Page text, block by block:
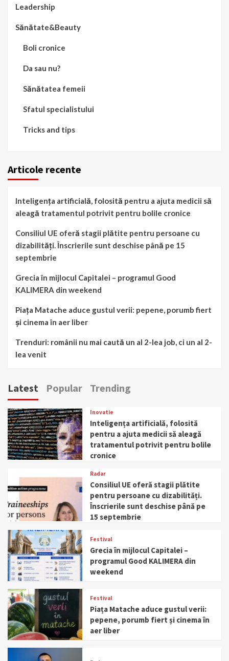
Leadership
Sănătate&Beauty
Boli cronice
Da sau nu?
Sănătatea femeii
Sfatul specialistului
Tricks and tips
Articole recente
Inteligența artificială, folosită pentru a ajuta medicii să
aleagă tratamentul potrivit pentru bolile cronice
Consiliul UE oferă stagii plătite pentru persoane cu
dizabilități. Înscrierile sunt deschise până pe 15
septembrie
Grecia în mijlocul Capitalei – programul Good
KALIMERA din weekend
Piața Matache aduce gustul verii: pepene, porumb fiert
și cinema în aer liber
Trenduri: românii nu mai caută un al 2-lea job, ci un al 2-
lea venit
Latest Popular Trending
Inovatie
Inteligența artificială, folosită
pentru a ajuta medicii să aleagă
tratamentul potrivit pentru bolile
cronice
Radar
Consiliul UE oferă stagii plătite
pentru persoane cu dizabilități.
Înscrierile sunt deschise până pe
15 septembrie
Festival
Grecia în mijlocul Capitalei –
programul Good KALIMERA din
weekend
Festival
Piața Matache aduce gustul verii:
pepene, porumb fiert și cinema în
aer liber